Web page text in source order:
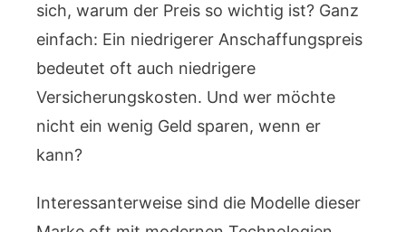
sich, warum der Preis so wichtig ist? Ganz
einfach: Ein niedrigerer Anschaffungspreis
bedeutet oft auch niedrigere
Versicherungskosten. Und wer möchte
nicht ein wenig Geld sparen, wenn er
kann?
Interessanterweise sind die Modelle dieser